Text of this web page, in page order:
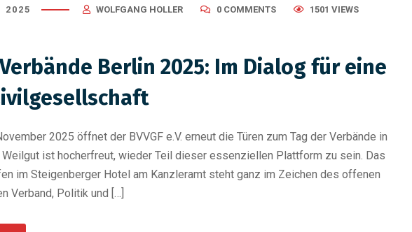
2025 WOLFGANG HOLLER 0 COMMENTS
1501 VIEWS
Berlin 2025: Im Dialog für eine
2025 öffnet der BVVGF e.V. erneut die Türen zum Tag der Verbände in
Weilgut ist hocherfreut, wieder Teil dieser essenziellen Plattform zu sein. Das
im Steigenberger Hotel am Kanzleramt steht ganz im Zeichen des offenen
Verband, Politik und […]